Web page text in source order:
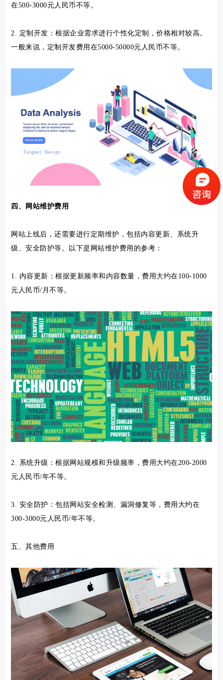
在500-3000元人民币不等。
2. 定制开发：根据企业需求进行个性化定制，价格相对较高。
一般来说，定制开发费用在5000-50000元人民币不等。
四、网站维护费用
网站上线后，还需要进行定期维护，包括内容更新、系统升
级、安全防护等。以下是网站维护费用的参考：
1. 内容更新：根据更新频率和内容数量，费用大约在100-1000
元人民币/月不等。
2. 系统升级：根据网站规模和升级频率，费用大约在200-2000
元人民币/年不等。
3. 安全防护：包括网站安全检测、漏洞修复等，费用大约在
300-3000元人民币/年不等。
五、其他费用